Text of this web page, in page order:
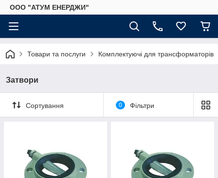
ООО "АТУМ ЕНЕРДЖИ"
Товари та послуги Комплектуючі для трансформаторів
Затвори
Сортування 0 Фільтри